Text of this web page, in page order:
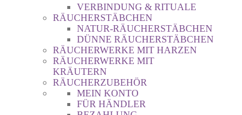
VERBINDUNG & RITUALE
RÄUCHERSTÄBCHEN
NATUR-RÄUCHERSTÄBCHEN
DÜNNE RÄUCHERSTÄBCHEN
RÄUCHERWERKE MIT HARZEN
RÄUCHERWERKE MIT
KRÄUTERN
RÄUCHERZUBEHÖR
MEIN KONTO
FÜR HÄNDLER